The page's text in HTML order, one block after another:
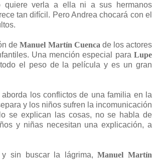
quiere verla a ella ni a sus hermanos
tan difícil. Pero Andrea chocará con el
deManuel Martín Cuenca de los actores
Una mención especial para Lupe
el peso de la película y es un gran
los conflictos de una familia en la
y los niños sufren la incomunicación
se explican las cosas, no se habla de
y niñas necesitan una explicación, a
y sin buscar la lágrima,Manuel Martín